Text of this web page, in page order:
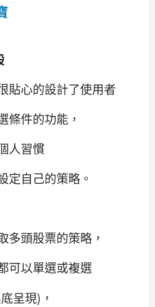
貼心的設計了使用者
條件的功能，
人習慣
定自己的策略。
多頭股票的策略，
可以單選或複選
呈現)，